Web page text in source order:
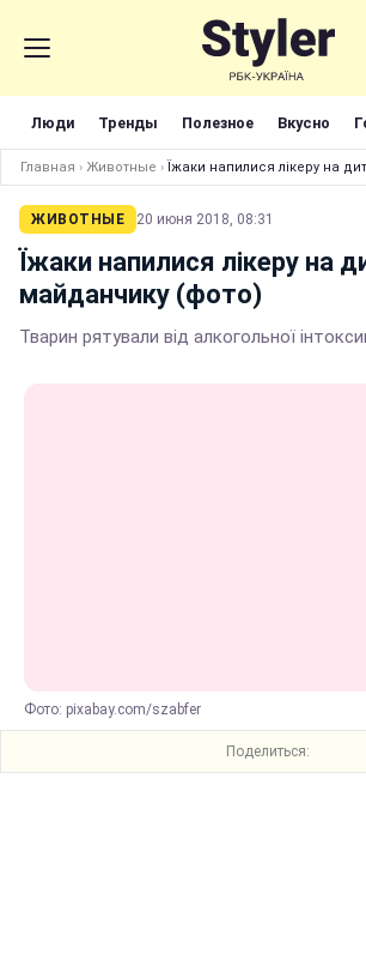
Люди Тренды Полезное Вкусно
Главная › Животные › Їжаки напилися лікеру на
ЖИВОТНЫЕ 20 июня 2018, 08:31
Їжаки напилися лікеру на
майданчику (фото)
Тварин рятували від алкогольної
Фото: pixabay.com/szabfer
Поделиться: